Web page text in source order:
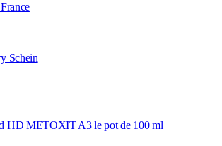
Schein
HD METOXIT A3 le pot de 100 ml